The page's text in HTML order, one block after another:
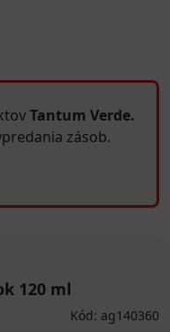
Tantum Verde.
zásob.
120 ml
Kód: ag140360